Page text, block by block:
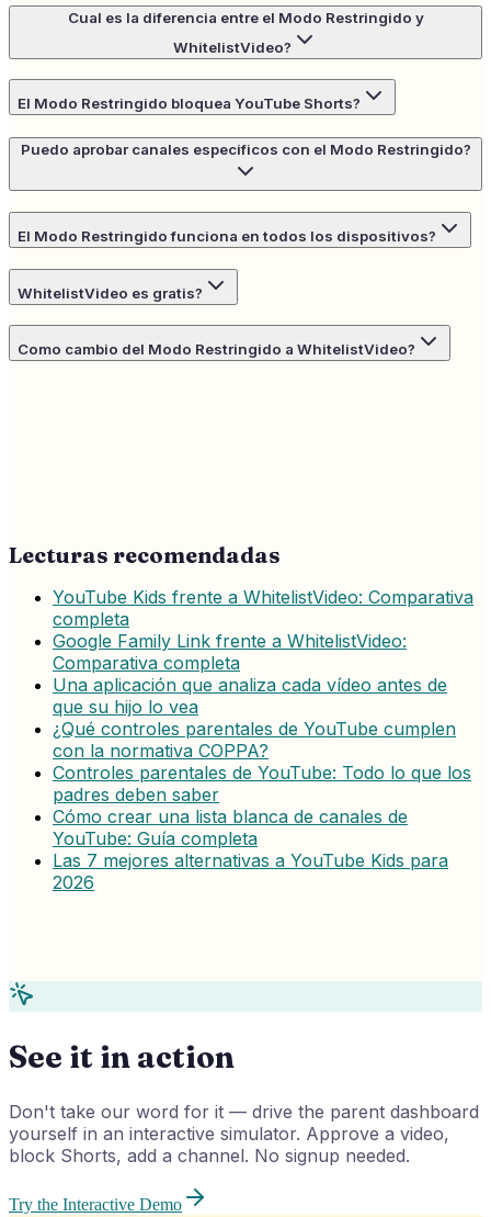
Cual es la diferencia entre el Modo Restringido y
WhitelistVideo?
El Modo Restringido bloquea YouTube Shorts?
Puedo aprobar canales especificos con el Modo Restringido?
El Modo Restringido funciona en todos los dispositivos?
WhitelistVideo es gratis?
Como cambio del Modo Restringido a WhitelistVideo?
Lecturas recomendadas
YouTube Kids frente a WhitelistVideo: Comparativa
completa
Google Family Link frente a WhitelistVideo:
Comparativa completa
Una aplicación que analiza cada vídeo antes de
que su hijo lo vea
¿Qué controles parentales de YouTube cumplen
con la normativa COPPA?
Controles parentales de YouTube: Todo lo que los
padres deben saber
Cómo crear una lista blanca de canales de
YouTube: Guía completa
Las 7 mejores alternativas a YouTube Kids para
2026
See it in action
Don't take our word for it — drive the parent dashboard
yourself in an interactive simulator. Approve a video,
block Shorts, add a channel. No signup needed.
Try the Interactive Demo